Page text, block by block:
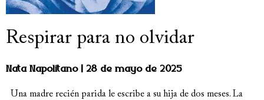
Respirar para no olvidar
Nata Napolitano 28 de mayo de 2025
Una madre recién parida le escribe a su hija de dos meses. La